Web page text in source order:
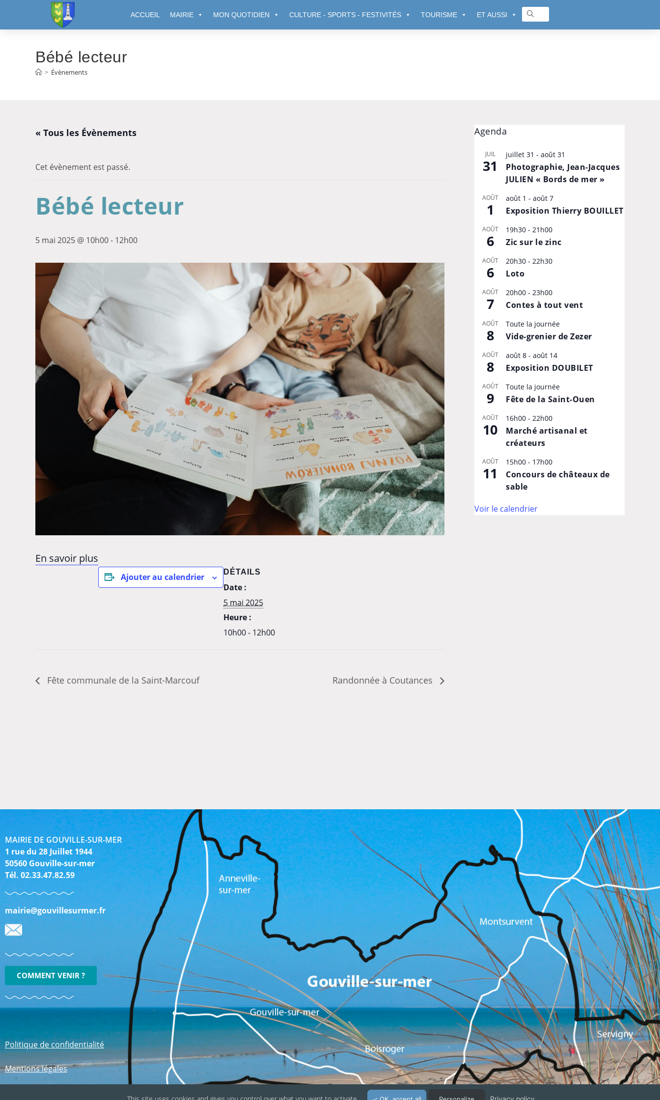
ACCUEIL MAIRIE MON QUOTIDIEN CULTURE - SPORTS - FESTIVITÉS TOURISME ET AUSSI
Bébé lecteur
> Évènements
« Tous les Évènements
Cet évènement est passé.
Bébé lecteur
5 mai 2025 @ 10h00- 12h00
En savoir plus
Ajouter au calendrier DÉTAILS
Date :
5 mai 2025
Heure :
10h00 - 12h00
Fête communale de la Saint-Marcouf Randonnée à Coutances
Agenda
JUIL
31
juillet 31 - août 31
Photographie, Jean-Jacques
JULIEN « Bords de mer »
AOÛT
1
août 1 - août 7
Exposition Thierry BOUILLET
AOÛT
6
19h30 - 21h00
Zic sur le zinc
AOÛT
6
20h30 - 22h30
Loto
AOÛT
7
20h00 - 23h00
Contes à tout vent
AOÛT
8
Toute la journée
Vide-grenier de Zezer
AOÛT
8
août 8 - août 14
Exposition DOUBILET
AOÛT
9
Toute la journée
Fête de la Saint-Ouen
AOÛT
10
16h00 - 22h00
Marché artisanal et
créateurs
AOÛT
11
15h00 - 17h00
Concours de châteaux de
sable
Voir le calendrier
MAIRIE DE GOUVILLE-SUR-MER
1 rue du 28 Juillet 1944
50560 Gouville-sur-mer
Tél. 02.33.47.82.59
mairie@gouvillesurmer.fr
COMMENT VENIR ?
Politique de confidentialité
Mentions légales
Suivez-nous sur les réseaux sociaux :
Cookies management panel